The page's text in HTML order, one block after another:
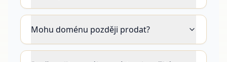
Mohu doménu později prodat?